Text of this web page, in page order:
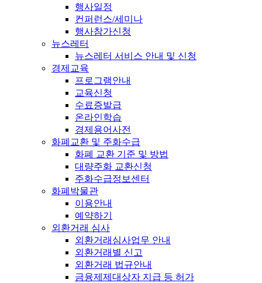
행사일정
컨퍼런스/세미나
행사참가신청
뉴스레터
뉴스레터 서비스 안내 및 신청
경제교육
프로그램안내
교육신청
수료증발급
온라인학습
경제용어사전
화폐교환 및 주화수급
화폐 교환 기준 및 방법
대량주화 교환신청
주화수급정보센터
화폐박물관
이용안내
예약하기
외환거래 심사
외환거래심사업무 안내
외환거래별 신고
외환거래 법규안내
금융제제대상자 지급 등 허가